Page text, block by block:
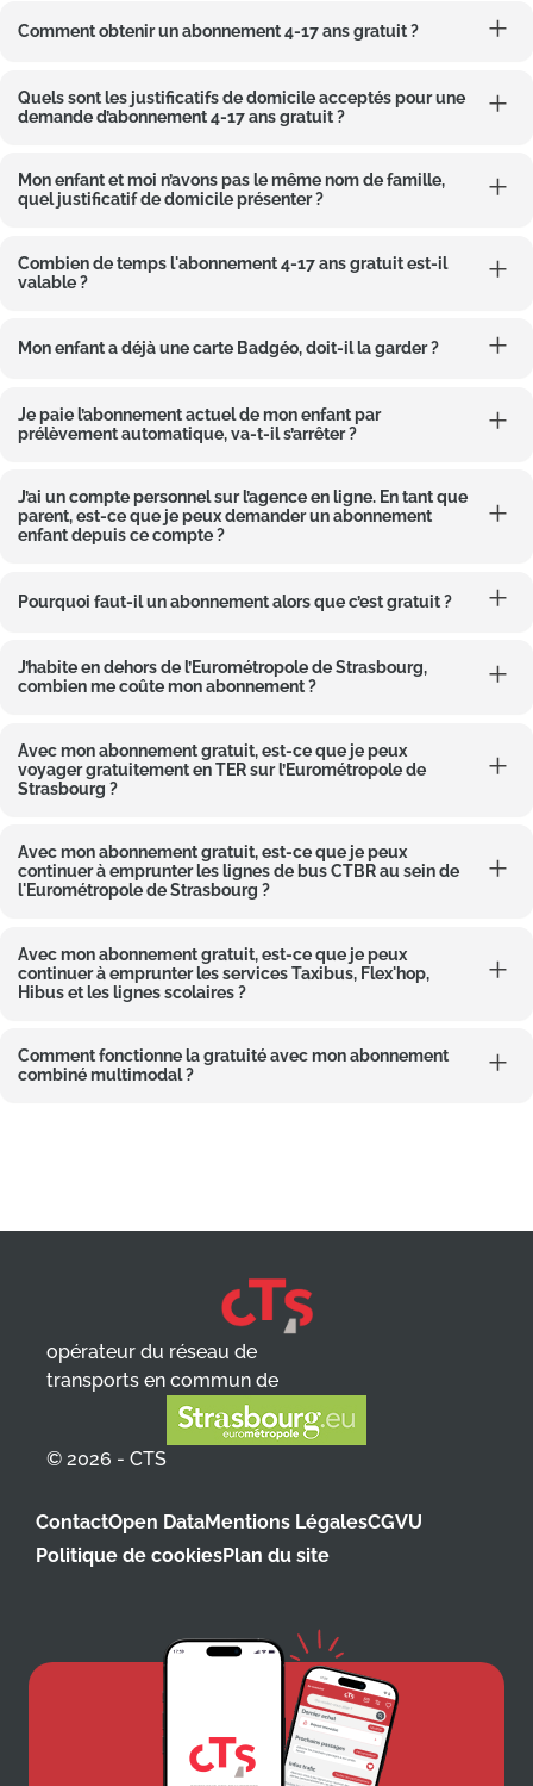
Comment obtenir un abonnement 4-17 ans gratuit ?
Quels sont les justificatifs de domicile acceptés pour une
demande d’abonnement 4-17 ans gratuit ?
Mon enfant et moi n’avons pas le même nom de famille,
quel justificatif de domicile présenter ?
Combien de temps l'abonnement 4-17 ans gratuit est-il
valable ?
Mon enfant a déjà une carte Badgéo, doit-il la garder ?
Je paie l’abonnement actuel de mon enfant par
prélèvement automatique, va-t-il s’arrêter ?
J’ai un compte personnel sur l’agence en ligne. En tant que
parent, est-ce que je peux demander un abonnement
enfant depuis ce compte ?
Pourquoi faut-il un abonnement alors que c’est gratuit ?
J’habite en dehors de l’Eurométropole de Strasbourg,
combien me coûte mon abonnement ?
Avec mon abonnement gratuit, est-ce que je peux
voyager gratuitement en TER sur l’Eurométropole de
Strasbourg ?
Avec mon abonnement gratuit, est-ce que je peux
continuer à emprunter les lignes de bus CTBR au sein de
l'Eurométropole de Strasbourg ?
Avec mon abonnement gratuit, est-ce que je peux
continuer à emprunter les services Taxibus, Flex'hop,
Hibus et les lignes scolaires ?
Comment fonctionne la gratuité avec mon abonnement
combiné multimodal ?
opérateur du réseau de
transports en commun de
© 2026 - CTS
ContactOpen DataMentions LégalesCGVU
Politique de cookiesPlan du site